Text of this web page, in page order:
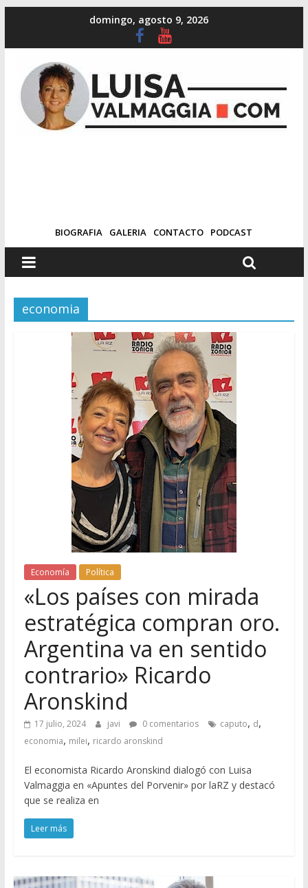
domingo, agosto 9, 2026
BIOGRAFIA GALERIA CONTACTO PODCAST
economia
Economía Política
«Los países con mirada
estratégica compran oro.
Argentina va en sentido
contrario» Ricardo
Aronskind
17 julio, 2024 javi 0 comentarios caputo, d,
economia, milei, ricardo aronskind
El economista Ricardo Aronskind dialogó con Luisa
Valmaggia en «Apuntes del Porvenir» por laRZ y destacó
que se realiza en
Leer más